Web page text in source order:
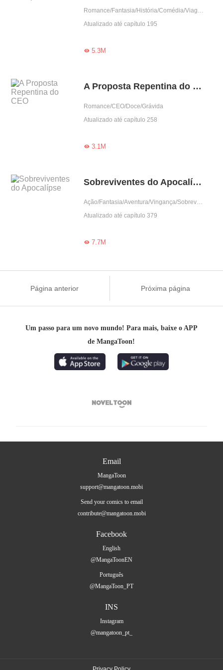
Romance/Fantasia/História/Comédia/Viagem no tempo
Atualizado até capítulo 195
5.3M
A Proposta Repentina do CEO
Romance/CEO/Doce/Grávida
Atualizado até capítulo 258
3.1M
Sobreviventes do Apocalípse
Ação/Fantasia/Aventura/Vingança/Sobrevivência/Dominante
Atualizado até capítulo 379
7.7M
Página anterior Próxima página
Um passo para um novo mundo! Para mais, baixe o APP
de MangaToon!

Email
MangaToon
support@mangatoon.mobi
Send your comics to email
contribute@mangatoon.mobi
Facebook
English
@MangaToonEN
Português
@MangaToon_PT
INS
Instagram
@mangatoon_pt_